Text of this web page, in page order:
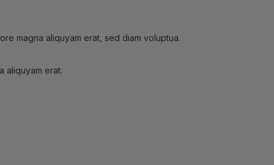
magna aliquyam erat, sed diam voluptua.
aliquyam erat.